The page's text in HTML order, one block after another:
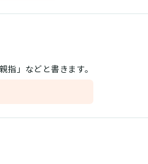
指」などと書きます。